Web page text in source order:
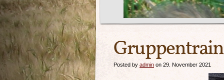
Posted by admin on 29. November 2021